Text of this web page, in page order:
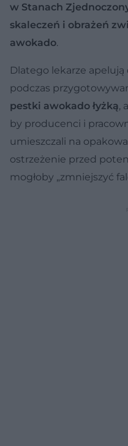
w Stanach
skaleczeń i obrażeń
awokado.
Dlatego lekarze apelują
podczas
pestki awokado łyżką,
by producenci i
umieszczali na
ostrzeżenie przed
mogłoby „zmniejszyć